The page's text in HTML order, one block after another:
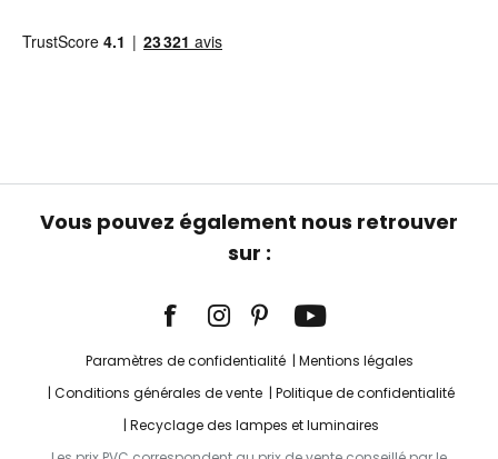
Vous pouvez également nous retrouver
sur :
Paramètres de confidentialité
Mentions légales
Conditions générales de vente
Politique de confidentialité
Recyclage des lampes et luminaires